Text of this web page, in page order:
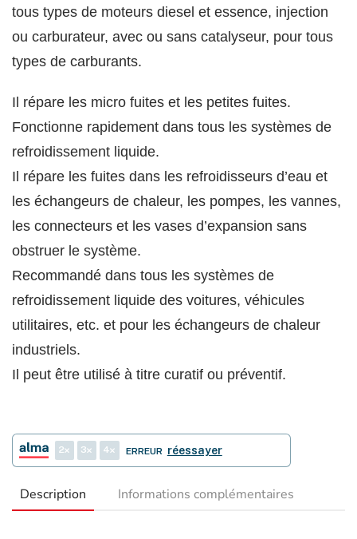
tous types de moteurs diesel et essence, injection
ou carburateur, avec ou sans catalyseur, pour tous
types de carburants.
Il répare les micro fuites et les petites fuites.
Fonctionne rapidement dans tous les systèmes de
refroidissement liquide.
Il répare les fuites dans les refroidisseurs d’eau et
les échangeurs de chaleur, les pompes, les vannes,
les connecteurs et les vases d’expansion sans
obstruer le système.
Recommandé dans tous les systèmes de
refroidissement liquide des voitures, véhicules
utilitaires, etc. et pour les échangeurs de chaleur
industriels.
Il peut être utilisé à titre curatif ou préventif.
2 3 4 ERREUR réessayer
Description Informations complémentaires